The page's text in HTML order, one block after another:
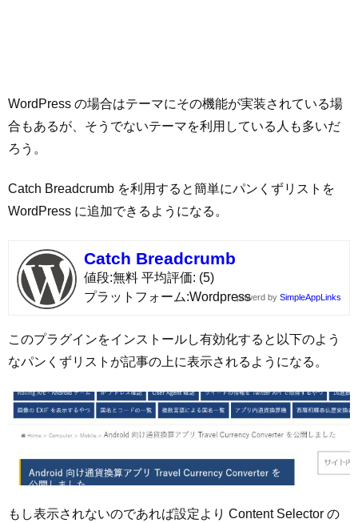
WordPress の場合はテーマにその機能が実装されている場
合もあるが、そうでないテーマを利用している人も多いだ
ろう。
Catch Breadcrumb を利用すると簡単にパンくずリストを
WordPress に追加できるようになる。
Catch Breadcrumb
値段 無料 平均評価 (5)
プラットフォーム Wordpresspowerd by SimpleAppLinks
このプラグインをインストールし有効化すると以下のよう
なパンくずリストが記事の上に表示されるようになる。
もし表示されないのであれば設定より Content Selector の